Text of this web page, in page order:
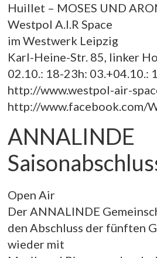
Huillet – MOSES UND
Westpol A.I.R Space
im Westwerk Leipzig
Karl-Heine-Str. 85, linker
02.10.: 18-23h: 03.+04.10.:
http://www.westpol-air-
http://www.facebook.com/
ANNALINDE
Open Air
Der ANNALINDE
den Abschluss der fünften
wieder mit